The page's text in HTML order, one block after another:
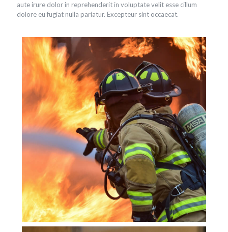
aute irure dolor in reprehenderit in voluptate velit esse cillum
dolore eu fugiat nulla pariatur. Excepteur sint occaecat.